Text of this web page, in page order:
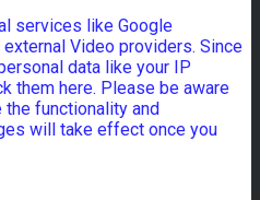
services like Google
Video providers. Since
data like your IP
them here. Please be aware
functionality and
will take effect once you